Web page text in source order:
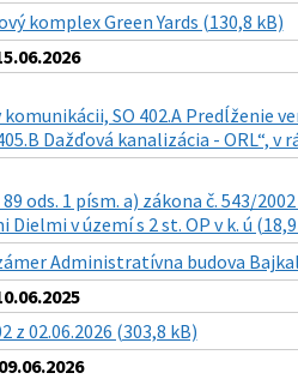
komplex Green Yards (130,8 kB)
SO 402.A Predĺženie
Dažďová kanalizácia - ORL“,
ods. 1 písm. a) zákona č. 543/
Dielmi v území s 2 st. OP v k. ú
Administratívna budova
z 02.06.2026 (303,8 kB)